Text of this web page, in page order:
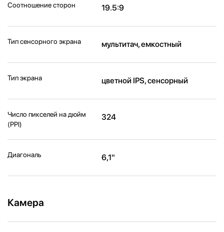
Соотношение сторон 19.5:9
Тип сенсорного экрана мультитач, емкостный
Тип экрана цветной IPS, сенсорный
Число пикселей на дюйм
(PPI)
324
Диагональ 6,1"
Камера